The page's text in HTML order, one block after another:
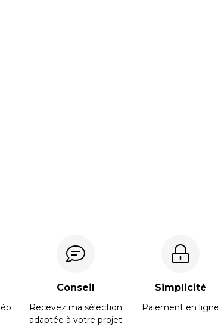
Conseil
Recevez ma sélection
adaptée à votre projet
Simplicité
Paiement en ligne